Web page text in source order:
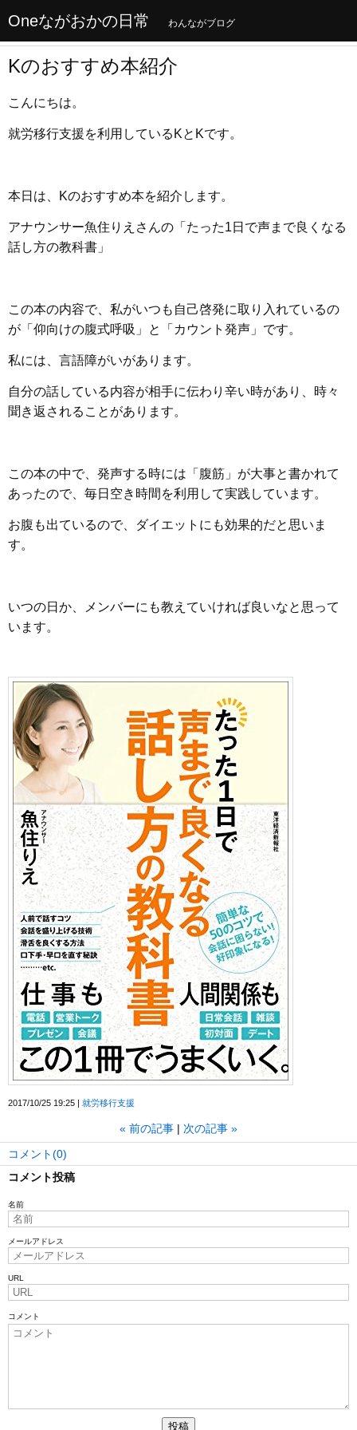
Oneながおかの日常 わんながブログ
Kのおすすめ本紹介
こんにちは。
就労移行支援を利用しているKとKです。
本日は、Kのおすすめ本を紹介します。
アナウンサー魚住りえさんの「たった1日で声まで良くなる
話し方の教科書」
この本の内容で、私がいつも自己啓発に取り入れているの
が「仰向けの腹式呼吸」と「カウント発声」です。
私には、言語障がいがあります。
自分の話している内容が相手に伝わり辛い時があり、時々
聞き返されることがあります。
この本の中で、発声する時には「腹筋」が大事と書かれて
あったので、毎日空き時間を利用して実践しています。
お腹も出ているので、ダイエットにも効果的だと思いま
す。
いつの日か、メンバーにも教えていければ良いなと思って
います。
2017/10/25 19:25 就労移行支援
« 前の記事 次の記事 »
コメント(0)
コメント投稿
名前
メールアドレス
URL
コメント